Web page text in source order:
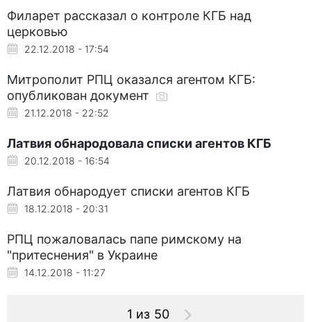
Филарет рассказал о контроле КГБ над
церковью
22.12.2018 - 17:54
Митрополит РПЦ оказался агентом КГБ:
опубликован документ
21.12.2018 - 22:52
Латвия обнародовала списки агентов КГБ
20.12.2018 - 16:54
Латвия обнародует списки агентов КГБ
18.12.2018 - 20:31
РПЦ пожаловалась папе римскому на
"притеснения" в Украине
14.12.2018 - 11:27
1 из 50